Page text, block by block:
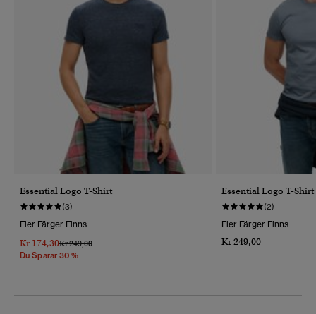
Essential Logo T-Shirt
(3)
Fler Färger Finns
Kr 174,30Pris Reducerat Från
Kr 249,00Till
Du Sparar 30 %
Essential Logo T-Shirt
(2)
Fler Färger Finns
Kr 249,00